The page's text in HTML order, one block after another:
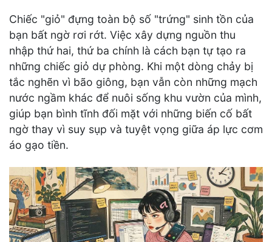
Chiếc "giỏ" đựng toàn bộ số "trứng" sinh tồn của
bạn bất ngờ rơi rớt. Việc xây dựng nguồn thu
nhập thứ hai, thứ ba chính là cách bạn tự tạo ra
những chiếc giỏ dự phòng. Khi một dòng chảy bị
tắc nghẽn vì bão giông, bạn vẫn còn những mạch
nước ngầm khác để nuôi sống khu vườn của mình,
giúp bạn bình tĩnh đối mặt với những biến cố bất
ngờ thay vì suy sụp và tuyệt vọng giữa áp lực cơm
áo gạo tiền.